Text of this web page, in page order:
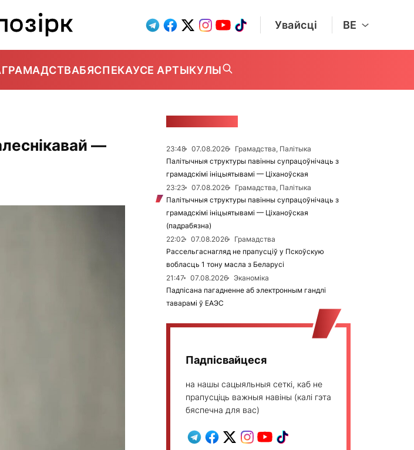
Увайсці BE
ГРАМАДСТВАБЯСПЕКАУСЕ АРТЫКУЛЫ
—
23:48 07.08.2026
Грамадства, Палітыка
Палітычныя структуры павінны супрацоўнічаць з
грамадскімі ініцыятывамі — Ціханоўская
23:23
07.08.2026
Грамадства, Палітыка
Палітычныя структуры павінны супрацоўнічаць з
грамадскімі ініцыятывамі — Ціханоўская
(падрабязна)
22:02
07.08.2026
Грамадства
Рассельгаснагляд не прапусціў у Пскоўскую
вобласць 1 тону масла з Беларусі
21:47
07.08.2026
Эканоміка
Падпісана пагадненне аб электронным гандлі
таварамі ў ЕАЭС
Падпісвайцеся
на нашы сацыяльныя сеткі, каб не
прапусціць важныя навіны (калі гэта
бяспечна для вас)